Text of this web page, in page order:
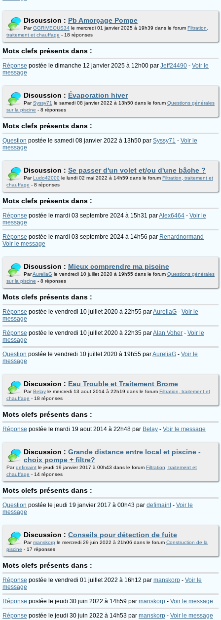
Discussion : Pb Amorçage Pompe
ParGGRIVEOUS34 le mercredi 01 janvier 2025 à 19h39 dans le forum Filtration,
traitement et chauffage - 18 réponses
Mots clefs présents dans :
Réponse postée le dimanche 12 janvier 2025 à 12h00 par Jeff24490 - Voir le
message
Discussion : Évaporation hiver
ParSyssy71 le samedi 08 janvier 2022 à 13h50 dans le forum Questions générales
sur la piscine - 8 réponses
Mots clefs présents dans :
Question postée le samedi 08 janvier 2022 à 13h50 par Syssy71 - Voir le
message
Discussion : Se passer d'un volet et/ou d'une bâche ?
ParLudo42000 le lundi 02 mai 2022 à 14h59 dans le forum Filtration, traitement et
chauffage - 8 réponses
Mots clefs présents dans :
Réponse postée le mardi 03 septembre 2024 à 15h31 parAlex6464 - Voir le
message
Réponse postée le mardi 03 septembre 2024 à 14h56 par Renardnormand -
Voir le message
Discussion : Mieux comprendre ma piscine
ParAureliaG le vendredi 10 juillet 2020 à 19h55 dans le forum Questions générales
sur la piscine - 8 réponses
Mots clefs présents dans :
Réponse postée le vendredi 10 juillet 2020 à 22h55 parAureliaG - Voir le
message
Réponse postée le vendredi 10 juillet 2020 à 22h35 parAlan Voher - Voir le
message
Question postée le vendredi 10 juillet 2020 à 19h55 parAureliaG - Voir le
message
Discussion : Eau Trouble et Traitement Brome
ParBelay le mercredi 13 aout 2014 à 22h19 dans le forum Filtration, traitement et
chauffage - 18 réponses
Mots clefs présents dans :
Réponse postée le mardi 19 aout 2014 à 22h48 par Belay - Voir le message
Discussion : Grande distance entre local et piscine -
choix pompe + filtre?
Pardefimaint le jeudi 19 janvier 2017 à 00h43 dans le forum Filtration, traitement et
chauffage - 14 réponses
Mots clefs présents dans :
Question postée le jeudi 19 janvier 2017 à 00h43 par defimaint- Voir le
message
Discussion : Conseils pour détection de fuite
Parmanskorp le mercredi 29 juin 2022 à 21h06 dans le forum Construction de la
piscine - 17 réponses
Mots clefs présents dans :
Réponse postée le vendredi 01 juillet 2022 à 16h12 par manskorp - Voir le
message
Réponse postée le jeudi 30 juin 2022 à 14h59 par manskorp - Voir le message
Réponse postée le jeudi 30 juin 2022 à 14h53 par manskorp - Voir le message